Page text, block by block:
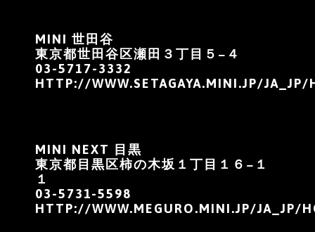
MINI 世田谷
東京都世田谷区瀬田３丁目５−４
03-5717-3332
HTTP://WWW.SETAGAYA.MINI.JP/JA_JP/
MINI NEXT 目黒
東京都目黒区柿の木坂１丁目１６−１
１
03-5731-5598
HTTP://WWW.MEGURO.MINI.JP/JA_JP/